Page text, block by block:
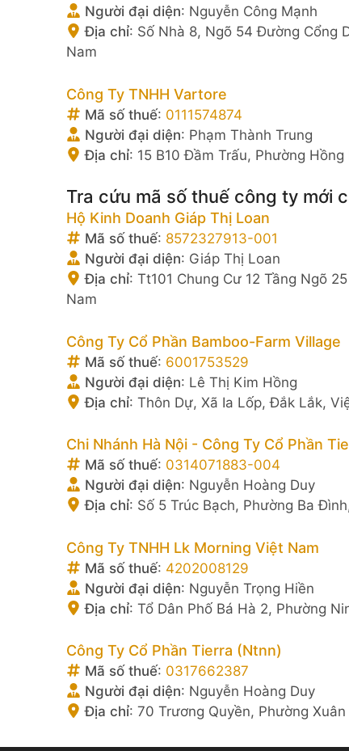
Người đại diện: Nguyễn Công Mạnh
Địa chỉ: Số Nhà 8, Ngõ 54 Đường Cổng
Nam
Công Ty TNHH Vartore
Mã số thuế: 0111574874
Người đại diện: Phạm Thành Trung
Địa chỉ: 15 B10 Đầm Trấu, Phường
Tra cứu mã số thuế công ty mới
Hộ Kinh Doanh Giáp Thị Loan
Mã số thuế: 8572327913-001
Người đại diện: Giáp Thị Loan
Địa chỉ: Tt101 Chung Cư 12 Tầng Ngõ
Nam
Công Ty Cổ Phần Bamboo-Farm Village
Mã số thuế: 6001753529
Người đại diện: Lê Thị Kim Hồng
Địa chỉ: Thôn Dự, Xã Ia Lốp, Đắk Lắk,
Chi Nhánh Hà Nội - Công Ty Cổ Phần
Mã số thuế: 0314071883-004
Người đại diện: Nguyễn Hoàng Duy
Địa chỉ: Số 5 Trúc Bạch, Phường Ba
Công Ty TNHH Lk Morning Việt Nam
Mã số thuế: 4202008129
Người đại diện: Nguyễn Trọng Hiền
Địa chỉ: Tổ Dân Phố Bá Hà 2, Phường
Công Ty Cổ Phần Tierra (Ntnn)
Mã số thuế: 0317662387
Người đại diện: Nguyễn Hoàng Duy
Địa chỉ: 70 Trương Quyền, Phường